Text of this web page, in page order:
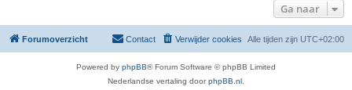
Ga naar
Forumoverzicht Alle tijden zijn UTC+02:00
Verwijder cookies
Contact
Powered by phpBB® Forum Software © phpBB Limited
Nederlandse vertaling doorphpBB.nl